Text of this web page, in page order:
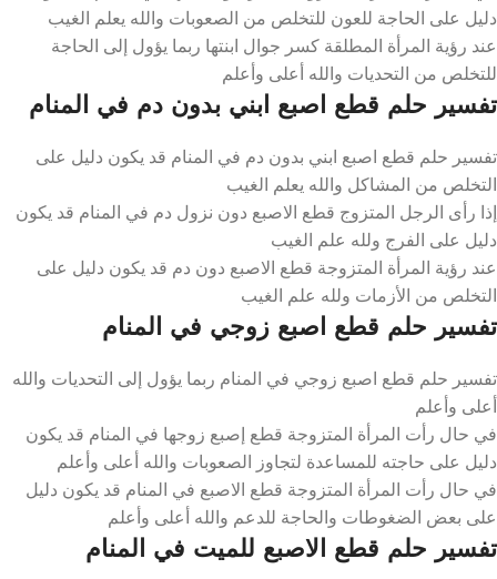
دليل على الحاجة للعون للتخلص من الصعوبات والله يعلم الغيب
عند رؤية المرأة المطلقة كسر جوال ابنتها ربما يؤول إلى الحاجة
للتخلص من التحديات والله أعلى وأعلم
تفسير حلم قطع اصبع ابني بدون دم في المنام
تفسير حلم قطع اصبع ابني بدون دم في المنام قد يكون دليل على
التخلص من المشاكل والله يعلم الغيب
إذا رأى الرجل المتزوج قطع الاصبع دون نزول دم في المنام قد يكون
دليل على الفرج ولله علم الغيب
عند رؤية المرأة المتزوجة قطع الاصبع دون دم قد يكون دليل على
التخلص من الأزمات ولله علم الغيب
تفسير حلم قطع اصبع زوجي في المنام
تفسير حلم قطع اصبع زوجي في المنام ربما يؤول إلى التحديات والله
أعلى وأعلم
في حال رأت المرأة المتزوجة قطع إصبع زوجها في المنام قد يكون
دليل على حاجته للمساعدة لتجاوز الصعوبات والله أعلى وأعلم
في حال رأت المرأة المتزوجة قطع الاصبع في المنام قد يكون دليل
على بعض الضغوطات والحاجة للدعم والله أعلى وأعلم
تفسير حلم قطع الاصبع للميت في المنام